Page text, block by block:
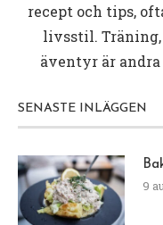
recept och tips,
livsstil. Träning,
äventyr är
SENASTE INLÄGGEN
9